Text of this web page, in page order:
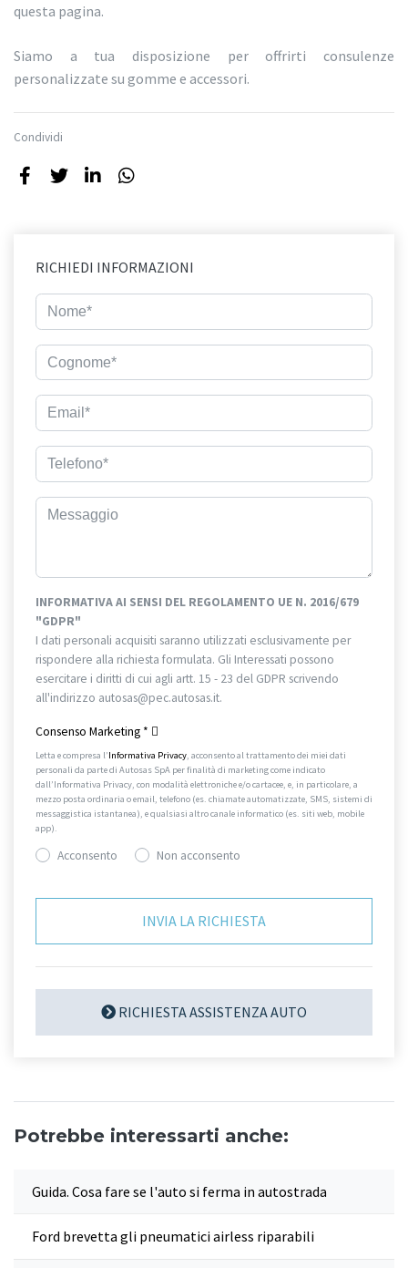
questa pagina.
Siamo a tua disposizione per offrirti consulenze
personalizzate su gomme e accessori.
Condividi
RICHIEDI INFORMAZIONI
INFORMATIVA AI SENSI DEL REGOLAMENTO UE N. 2016/679
"GDPR"
I dati personali acquisiti saranno utilizzati esclusivamente per
rispondere alla richiesta formulata. Gli Interessati possono
esercitare i diritti di cui agli artt. 15 - 23 del GDPR scrivendo
all'indirizzo autosas@pec.autosas.it.
Consenso Marketing *
Letta e compresa l’Informativa Privacy, acconsento al trattamento dei miei dati
personali da parte di Autosas SpA per finalità di marketing come indicato
dall’Informativa Privacy, con modalità elettroniche e/o cartacee, e, in particolare, a
mezzo posta ordinaria o email, telefono (es. chiamate automatizzate, SMS, sistemi di
messaggistica istantanea), e qualsiasi altro canale informatico (es. siti web, mobile
app).
Acconsento Non acconsento
RICHIESTA ASSISTENZA AUTO
Potrebbe interessarti anche:
Guida. Cosa fare se l'auto si ferma in autostrada
Ford brevetta gli pneumatici airless riparabili